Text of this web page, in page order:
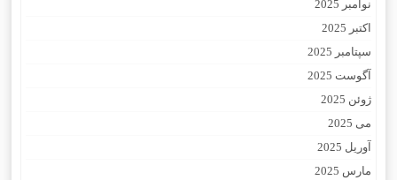
نوامبر 2025
اکتبر 2025
سپتامبر 2025
آگوست 2025
ژوئن 2025
می 2025
آوریل 2025
مارس 2025